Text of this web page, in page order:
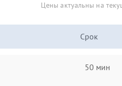
Цены актуальны на
Срок
50 мин